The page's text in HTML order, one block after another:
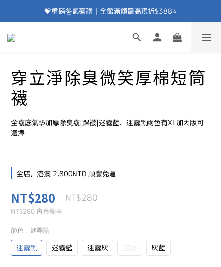
加入會員⭐即享100元折價券⭐
💝重磅爸氣豪禮｜全館滿額最高現折$388⭐
💝重磅爸氣豪禮｜滿額贈除臭襪⭐
穿立淨除臭微笑厚棉短筒
襪
全襪底氣墊加厚除臭襪|踝襪|迷霧藍、迷霧黑兩色有XL加大版可
選擇
全店，港澳 2,800NTD 順豐免運
NT$280 NT$280
NT$280 會員獨享
顏色 : 迷霧黑
迷霧黑 迷霧藍 迷霧灰 黑灰 灰藍